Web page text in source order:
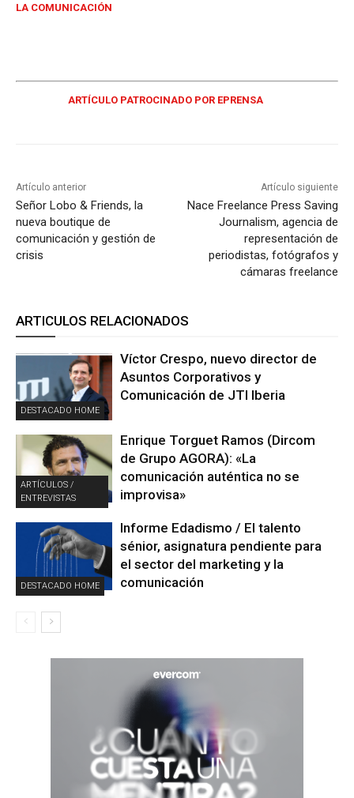
LA COMUNICACIÓN
ARTÍCULO PATROCINADO POR EPRENSA
Artículo anterior
Señor Lobo & Friends, la
nueva boutique de
comunicación y gestión de
crisis
Artículo siguiente
Nace Freelance Press Saving
Journalism, agencia de
representación de
periodistas, fotógrafos y
cámaras freelance
ARTICULOS RELACIONADOS
DESTACADO HOME
Víctor Crespo, nuevo director de
Asuntos Corporativos y
Comunicación de JTI Iberia
ARTÍCULOS /
ENTREVISTAS
Enrique Torguet Ramos (Dircom
de Grupo AGORA): «La
comunicación auténtica no se
improvisa»
DESTACADO HOME
Informe Edadismo / El talento
sénior, asignatura pendiente para
el sector del marketing y la
comunicación